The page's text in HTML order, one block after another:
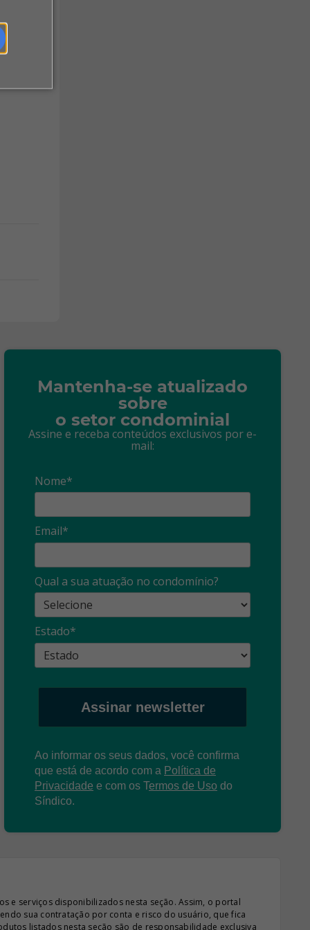
Mantenha-se atualizado
sobre
o setor condominial
Assine e receba conteúdos exclusivos por e-
mail:
Nome*
Email*
Qual a sua atuação no condomínio?
Estado*
Assinar newsletter
Ao informar os seus dados, você confirma
que está de acordo com a Política de
Privacidade e com os Termos de Uso do
Síndico.
e serviços disponibilizados nesta seção. Assim, o portal
sua contratação por conta e risco do usuário, que fica
listados nesta seção são de responsabilidade exclusiva